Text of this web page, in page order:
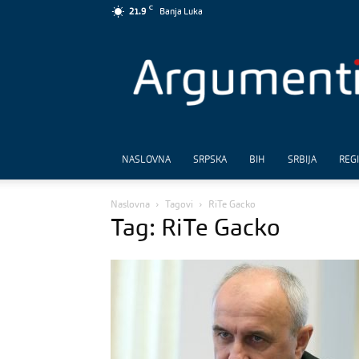
21.9
C
Banja Luka
NASLOVNA SRPSKA BIH SRBIJA
Naslovna Tagovi RiTe Gacko
Tag: RiTe Gacko